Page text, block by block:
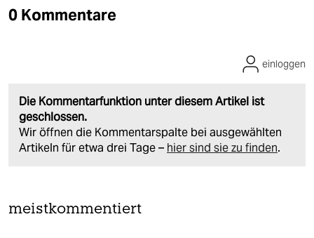
0 Kommentare
Die Kommentarfunktion unter diesem Artikel ist
geschlossen.
Wir öffnen die Kommentarspalte bei ausgewählten
Artikeln für etwa drei Tage – hier sind sie zu finden.
einloggen
meistkommentiert